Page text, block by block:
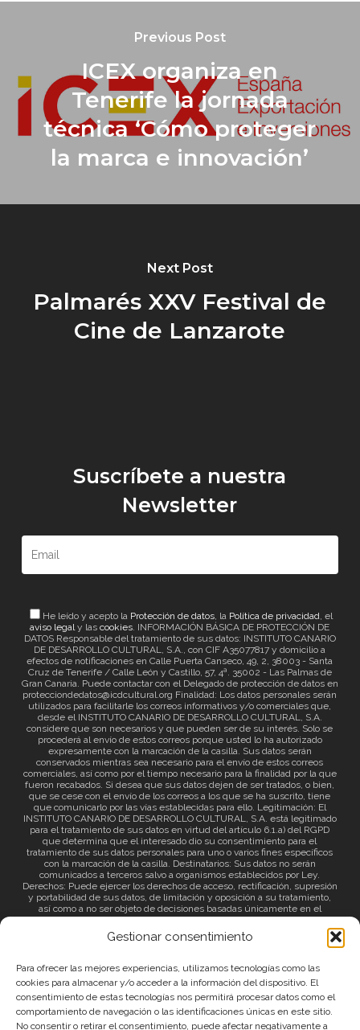
Gestionar consentimiento
Para ofrecer las mejores experiencias, utilizamos tecnologías como las
cookies para almacenar y/o acceder a la información del dispositivo. El
consentimiento de estas tecnologías nos permitirá procesar datos como el
comportamiento de navegación o las identificaciones únicas en este sitio.
No consentir o retirar el consentimiento, puede afectar negativamente a
Previous Post
ICEX organiza en
Tenerife la jornada
técnica ‘Cómo proteger
la marca e innovación’
Next Post
Palmarés XXV Festival de
Cine de Lanzarote
Suscríbete a nuestra
Newsletter
He leído y acepto la Protección de datos, la Política de privacidad, el
aviso legaly lascookies. INFORMACIÓN BÁSICA DE PROTECCIÓN DE
DATOS Responsable del tratamiento de sus datos: INSTITUTO CANARIO
DE DESARROLLO CULTURAL, S.A., con CIF A35077817 y domicilio a
efectos de notificaciones en Calle Puerta Canseco, 49, 2, 38003 - Santa
Cruz de Tenerife / Calle León y Castillo, 57, 4ª. 35002 - Las Palmas de
Gran Canaria. Puede contactar con el Delegado de protección de datos en
protecciondedatos@icdcultural.org Finalidad: Los datos personales serán
utilizados para facilitarle los correos informativos y/o comerciales que,
desde el INSTITUTO CANARIO DE DESARROLLO CULTURAL, S.A.
considere que son necesarios y que pueden ser de su interés. Solo se
procederá al envío de estos correos porque usted lo ha autorizado
expresamente con la marcación de la casilla. Sus datos serán
conservados mientras sea necesario para el envío de estos correos
comerciales, así como por el tiempo necesario para la finalidad por la que
fueron recabados. Si desea que sus datos dejen de ser tratados, o bien,
que se cese con el envío de los correos a los que se ha suscrito, tiene
que comunicarlo por las vías establecidas para ello. Legitimación: El
INSTITUTO CANARIO DE DESARROLLO CULTURAL, S.A. está legitimado
para el tratamiento de sus datos en virtud del artículo 6.1.a) del RGPD
que determina que el interesado dio su consentimiento para el
tratamiento de sus datos personales para uno o varios fines específicos
con la marcación de la casilla. Destinatarios: Sus datos no serán
comunicados a terceros salvo a organismos establecidos por Ley.
Derechos: Puede ejercer los derechos de acceso, rectificación, supresión
y portabilidad de sus datos, de limitación y oposición a su tratamiento,
así como a no ser objeto de decisiones basadas únicamente en el
tratamiento automatizado de sus datos y revocar el consentimiento
prestado. Información adicional: Puede consultar la información adicional
a través del siguienteenlace.